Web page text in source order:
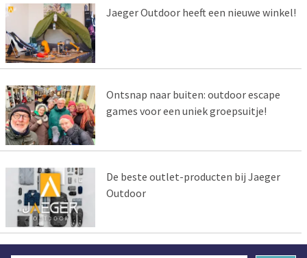
Jaeger Outdoor heeft een nieuwe winkel!
Ontsnap naar buiten: outdoor escape
games voor een uniek groepsuitje!
De beste outlet-producten bij Jaeger
Outdoor